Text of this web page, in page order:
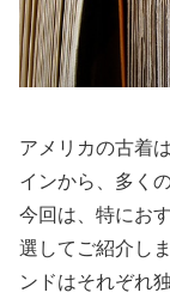
アメリカの古着
インから、多く
今回は、特にお
選してご紹介し
ンドはそれぞれ